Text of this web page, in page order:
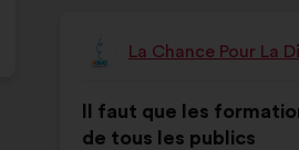
Prijedlog
La Chance Pour La
prijedloga:
Il faut que les
de tous les publics
raspodjelu: